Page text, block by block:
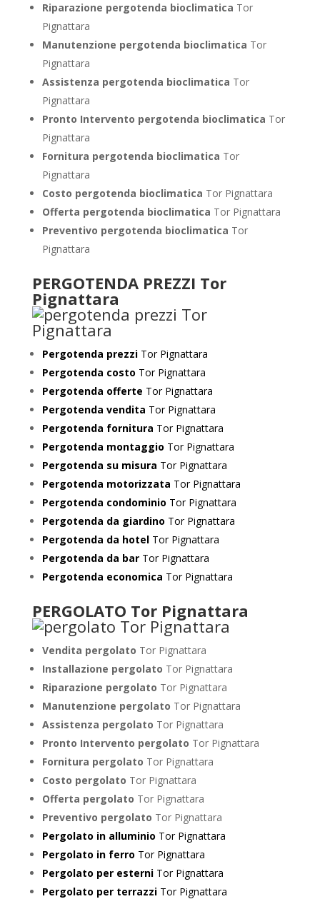
Riparazione pergotenda bioclimatica Tor
Pignattara
Manutenzione pergotenda bioclimatica Tor
Pignattara
Assistenza pergotenda bioclimatica Tor
Pignattara
Pronto Intervento pergotenda bioclimatica Tor
Pignattara
Fornitura pergotenda bioclimatica Tor
Pignattara
Costo pergotenda bioclimatica Tor Pignattara
Offerta pergotenda bioclimatica Tor Pignattara
Preventivo pergotenda bioclimatica Tor
Pignattara
PERGOTENDA PREZZI Tor
Pignattara
Pergotenda prezziTor Pignattara
Pergotenda costo Tor Pignattara
Pergotenda offerte Tor Pignattara
Pergotenda vendita Tor Pignattara
Pergotenda fornitura Tor Pignattara
Pergotenda montaggio Tor Pignattara
Pergotenda su misura Tor Pignattara
Pergotenda motorizzata Tor Pignattara
Pergotenda condominio Tor Pignattara
Pergotenda da giardino Tor Pignattara
Pergotenda da hotelTor Pignattara
Pergotenda da barTor Pignattara
Pergotenda economica Tor Pignattara
PERGOLATO Tor Pignattara
Vendita pergolato Tor Pignattara
Installazione pergolato Tor Pignattara
Riparazione pergolato Tor Pignattara
Manutenzione pergolato Tor Pignattara
Assistenza pergolato Tor Pignattara
Pronto Intervento pergolato Tor Pignattara
Fornitura pergolato Tor Pignattara
Costo pergolato Tor Pignattara
Offerta pergolato Tor Pignattara
Preventivo pergolato Tor Pignattara
Pergolato in alluminio Tor Pignattara
Pergolato in ferro Tor Pignattara
Pergolato per esterniTor Pignattara
Pergolato per terrazziTor Pignattara